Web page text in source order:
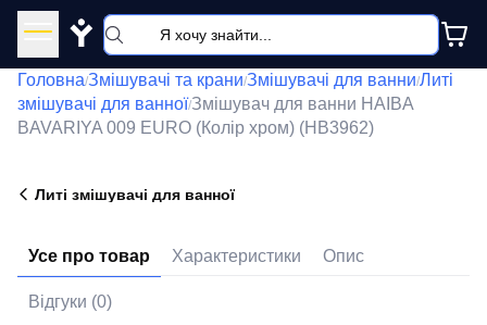
Y
Головна/Змішувачі та крани/Змішувачі для ванни/Литі
змішувачі для ванної/Змішувач для ванни HAIBA
BAVARIYA 009 EURO (Колір хром) (HB3962)
Литі змішувачі для ванної
Усе про товар Характеристики Опис
Відгуки (0)